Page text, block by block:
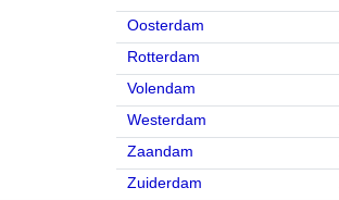
Oosterdam
Rotterdam
Volendam
Westerdam
Zaandam
Zuiderdam